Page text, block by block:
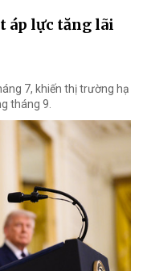
áp lực tăng lãi
7, khiến thị trường hạ
tháng 9.